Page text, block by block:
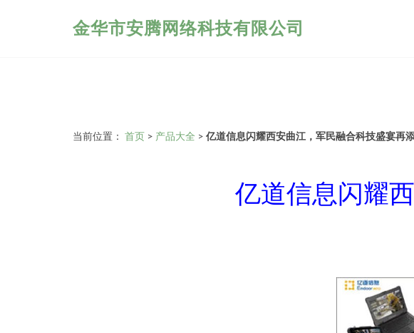
金华市安腾网络科技有限公司
当前位置： 首页 > 产品大全 > 亿道信息闪耀西安曲江，军民融合科技盛宴再
亿道信息闪耀